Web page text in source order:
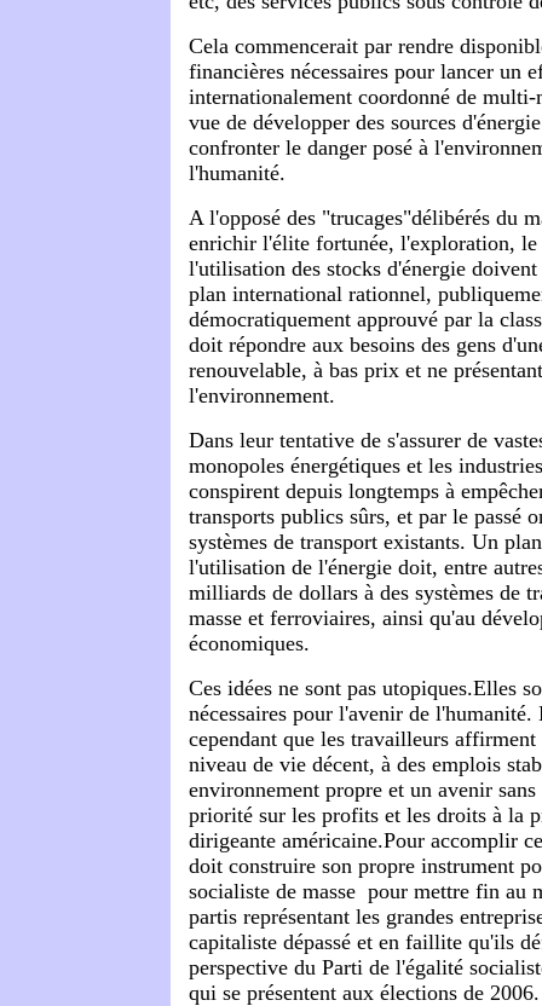
Cela commencerait par rendre
financières nécessaires pour lancer un
internationalement coordonné de
vue de développer des sources
confronter le danger posé à
l'humanité.
A l'opposé des "trucages"délibérés du
enrichir l'élite fortunée, l'exploration, le
l'utilisation des stocks d'énergie
plan international rationnel,
démocratiquement approuvé par la
doit répondre aux besoins des gens
renouvelable, à bas prix et ne
l'environnement.
Dans leur tentative de s'assurer de
monopoles énergétiques et les
conspirent depuis longtemps à
transports publics sûrs, et par le passé
systèmes de transport existants. Un
l'utilisation de l'énergie doit, entre
milliards de dollars à des systèmes de
masse et ferroviaires, ainsi qu'au
économiques.
Ces idées ne sont pas utopiques.Elles
nécessaires pour l'avenir de l'humanité.
cependant que les travailleurs
niveau de vie décent, à des emplois
environnement propre et un avenir
priorité sur les profits et les droits à la
dirigeante américaine.Pour accomplir
doit construire son propre instrument
socialiste de masse ­ pour mettre fin au
partis représentant les grandes
capitaliste dépassé et en faillite qu'ils
perspective du Parti de l'égalité
qui se présentent aux élections de 2006.